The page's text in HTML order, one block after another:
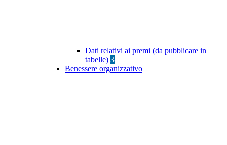
Dati relativi ai premi (da pubblicare in
tabelle) 3
Benessere organizzativo